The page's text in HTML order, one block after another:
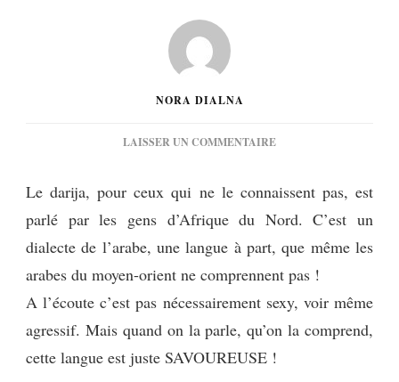
NORA DIALNA
LAISSER UN COMMENTAIRESUR
YES
HABLO
DARIJA
Le darija, pour ceux qui ne le connaissent pas, est
parlé par les gens d’Afrique du Nord. C’est un
dialecte de l’arabe, une langue à part, que même les
arabes du moyen-orient ne comprennent pas !
A l’écoute c’est pas nécessairement sexy, voir même
agressif. Mais quand on la parle, qu’on la comprend,
cette langue est juste SAVOUREUSE !